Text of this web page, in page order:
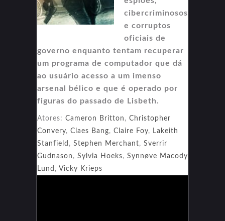
cibercriminosos
e corruptos
oficiais de
governo enquanto tentam recuperar
um programa de computador que dá
ao usuário acesso a um imenso
arsenal bélico e que é operado por
figuras do passado de Lisbeth.
Atores: Cameron Britton , Christopher
Convery, Claes Bang, Claire Foy,
Lakeith
Stanfield , Stephen Merchant, Sverrir
Gudnason , Sylvia Hoeks, Synnøve Macody
Lund , Vicky Krieps